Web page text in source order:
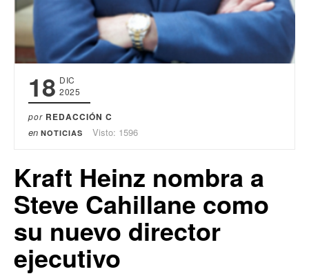
18 DIC
2025
por REDACCIÓN C
en NOTICIAS Visto: 1596
Kraft Heinz nombra a
Steve Cahillane como
su nuevo director
ejecutivo